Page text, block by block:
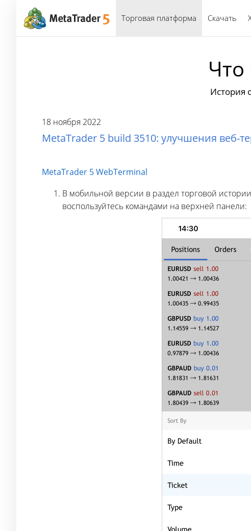
Торговая платформа Скачать
Что
История
18 ноября 2022
MetaTrader 5 build 3510: улучшения веб-
MetaTrader 5 WebTerminal
В мобильной версии в раздел торговой
воспользуйтесь командами на верхней панели: